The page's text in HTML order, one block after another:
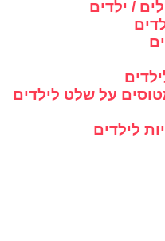
/ ילדים
על שלט לילדים
לילדים